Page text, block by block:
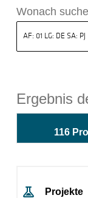
Wonach
Ergebnis
116
Projekte